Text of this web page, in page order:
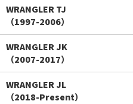
WRANGLER TJ
（1997-2006）
WRANGLER JK
（2007-2017）
WRANGLER JL
（2018-Present）